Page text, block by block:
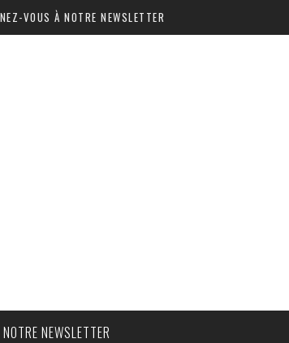
VOUS À NOTRE NEWSLETTER
NEWSLETTER